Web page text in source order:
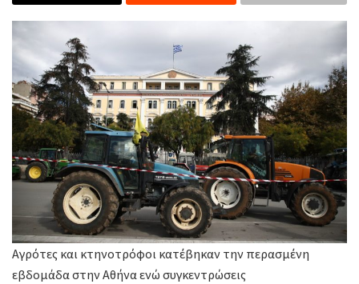
Αγρότες και κτηνοτρόφοι κατέβηκαν την περασμένη
εβδομάδα στην Αθήνα ενώ συγκεντρώσεις